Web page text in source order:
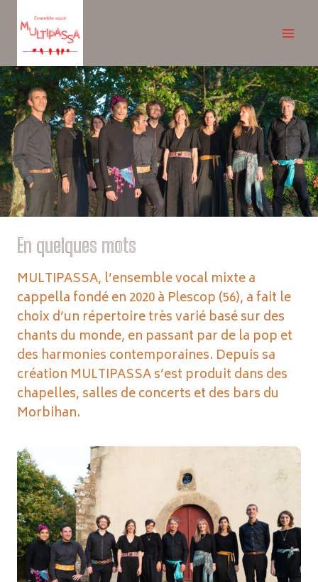
content
En quelques mots
MULTIPASSA, l’ensemble vocal mixte a
cappella fondé en 2020 à Plescop (56), a fait le
choix d’un répertoire très varié basé sur des
chants du monde, en passant par de la pop et
des harmonies contemporaines. Depuis sa
création MULTIPASSA s’est produit dans des
chapelles, salles de concerts et des bars du
Morbihan.